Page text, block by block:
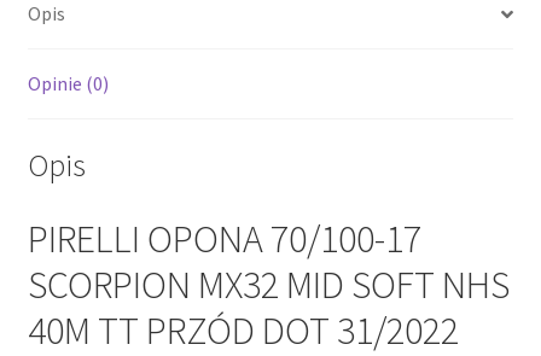
NHS
TT
31/2022
Opis
Opinie (0)
Opis
PIRELLI OPONA 70/100-17
SCORPION MX32 MID SOFT NHS
40M TT PRZÓD DOT 31/2022